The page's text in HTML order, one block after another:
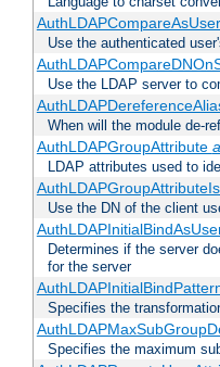
Use the authenticated
Use the LDAP server to
When will the module de-
AuthLDAPGroupAttribute
LDAP attributes used to
Use the DN of the client
Determines if the server
for the server
Specifies the
Specifies the maximum